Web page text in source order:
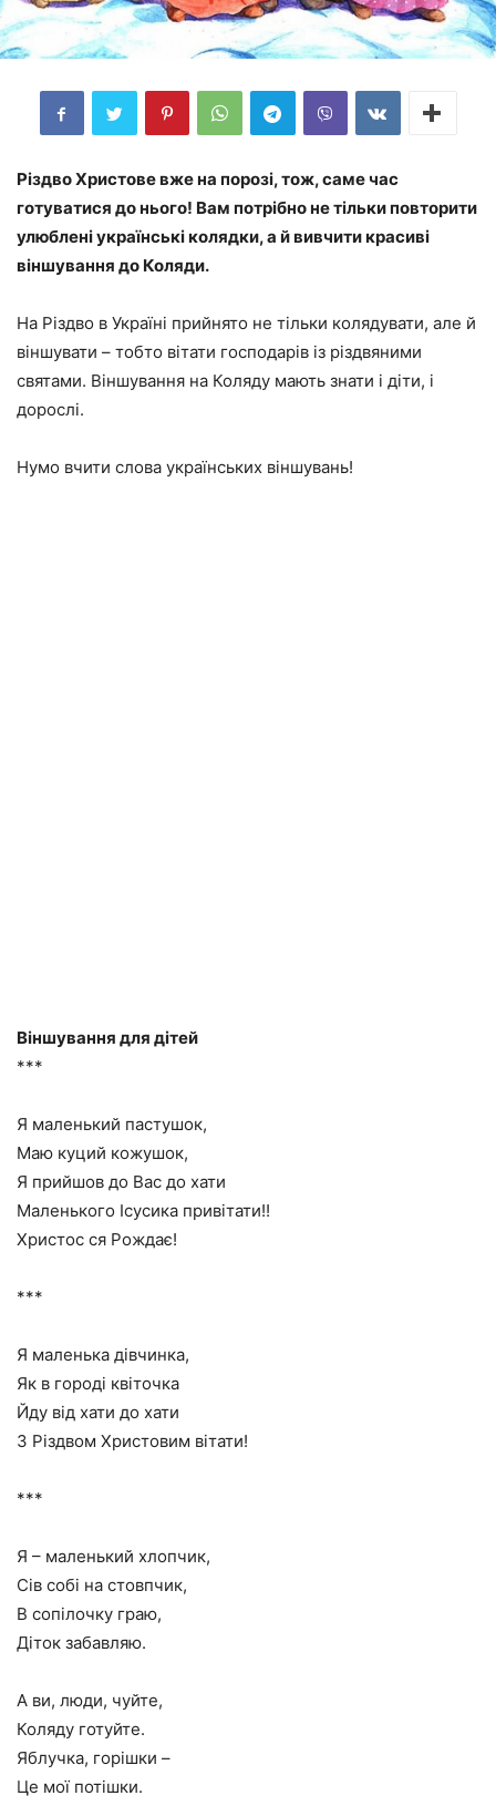
Різдво Христове вже на порозі, тож, саме час
готуватися до нього! Вам потрібно не тільки повторити
улюблені українські колядки, а й вивчити красиві
віншування до Коляди.
На Різдво в Україні прийнято не тільки колядувати, але й
віншувати – тобто вітати господарів із різдвяними
святами. Віншування на Коляду мають знати і діти, і
дорослі.
Нумо вчити слова українських віншувань!
Віншування для дітей
***
Я маленький пастушок,
Маю куций кожушок,
Я прийшов до Вас до хати
Маленького Ісусика привітати!!
Христос ся Рождає!
***
Я маленька дівчинка,
Як в городі квіточка
Йду від хати до хати
З Різдвом Христовим вітати!
***
Я – маленький хлопчик,
Сів собі на стовпчик,
В сопілочку граю,
Діток забавляю.
А ви, люди, чуйте,
Коляду готуйте.
Яблучка, горішки –
Це мої потішки.